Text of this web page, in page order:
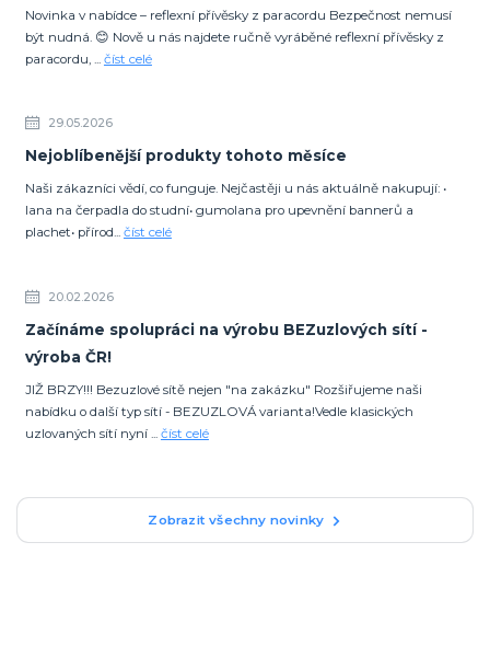
Novinka v nabídce – reflexní přívěsky z paracordu Bezpečnost nemusí
být nudná. 😊 Nově u nás najdete ručně vyráběné reflexní přívěsky z
paracordu, ... číst celé
29.05.2026
Nejoblíbenější produkty tohoto měsíce
Naši zákazníci vědí, co funguje. Nejčastěji u nás aktuálně nakupují: •
lana na čerpadla do studní• gumolana pro upevnění bannerů a
plachet• přírod... číst celé
20.02.2026
Začínáme spolupráci na výrobu BEZuzlových sítí -
výroba ČR!
JIŽ BRZY!!! Bezuzlové sítě nejen "na zakázku" Rozšiřujeme naši
nabídku o další typ sítí - BEZUZLOVÁ varianta!Vedle klasických
uzlovaných sítí nyní ... číst celé
Zobrazit všechny novinky